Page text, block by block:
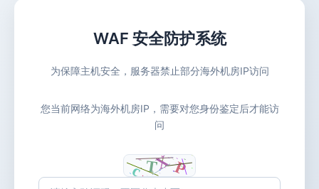
WAF 安全防护系统
为保障主机安全，服务器禁止部分海外机房IP访问
您当前网络为海外机房IP，需要对您身份鉴定后才能访
问